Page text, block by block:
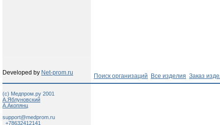
Developed by Net-prom.ru Поиск организаций Все изделия Заказ
(c) Медпром.ру 2001
А.Яблуновский
А.Акопянц
support@medprom.ru
+78632412141